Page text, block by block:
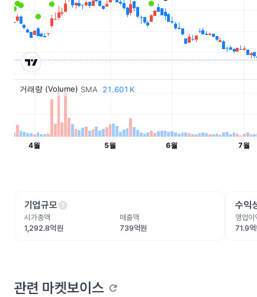
기업규모help
시가총액
1,292.8억원
매출액
739억원
수익
영업이
71.9억
관련 마켓보이스 refresh